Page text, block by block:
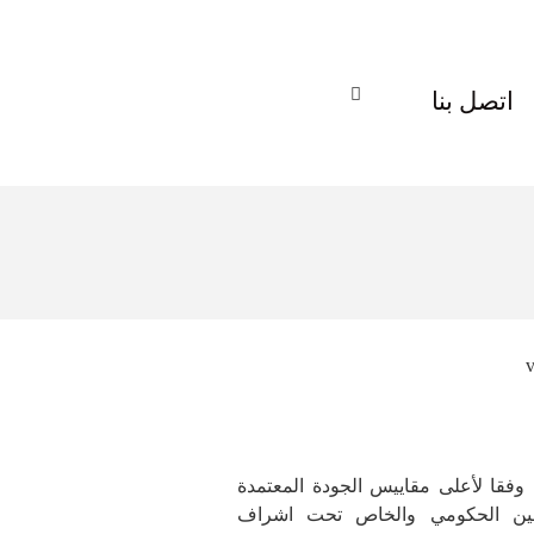
اتصل بنا
وفقا لأعلى مقاييس الجودة المعتمدة
الحكومي والخاص تحت اشراف